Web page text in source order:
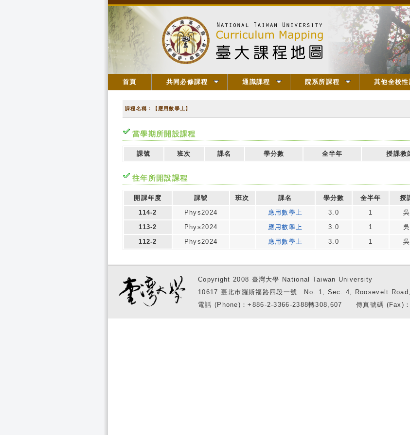
首頁 共同必修課程 通識課程 院系所課程 其他全校性
課程名稱：【應用數學上】
當學期所開設課程
課號 班次 課名 學分數 全半年 授課教
往年所開設課程
開課年度 課號 班次 課名 學分數 全半年 授
114-2
Phys2024 應用數學上 3.0 1
113-2
Phys2024 應用數學上 3.0 1
112-2
Phys2024 應用數學上 3.0 1
Copyright 2008 臺灣大學 National Taiwan University
10617 臺北市羅斯福路四段一號 No. 1, Sec. 4, Roosevelt
電話 (Phone)：+886-2-3366-2388轉308,607 傳真號碼 (Fax)